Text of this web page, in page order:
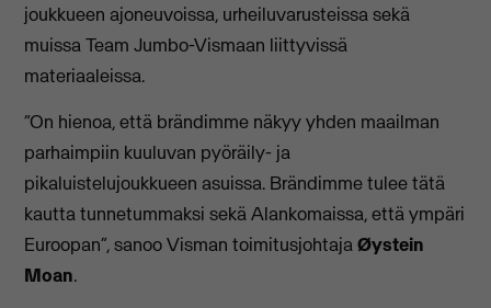
joukkueen ajoneuvoissa, urheiluvarusteissa sekä
muissa Team Jumbo-Vismaan liittyvissä
materiaaleissa.
“On hienoa, että brändimme näkyy yhden maailman
parhaimpiin kuuluvan pyöräily- ja
pikaluistelujoukkueen asuissa. Brändimme tulee tätä
kautta tunnetummaksi sekä Alankomaissa, että ympäri
Euroopan”, sanoo Visman toimitusjohtajaØystein
Moan.